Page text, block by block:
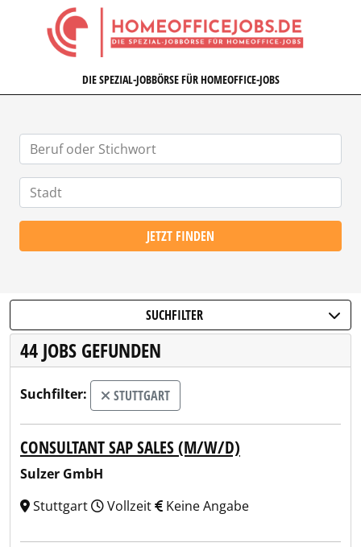
HOMEOFFICEJOBS.DE
DIE SPEZIAL-JOBBÖRSE FÜR HOMEOFFICE-JOBS
JETZT FINDEN
SUCHFILTER
44 JOBS GEFUNDEN
Suchfilter: STUTTGART
CONSULTANT SAP SALES (M/W/D)
Sulzer GmbH
Stuttgart
Vollzeit Keine Angabe